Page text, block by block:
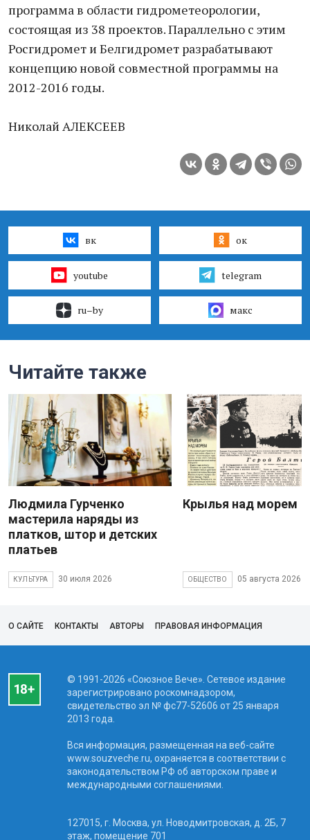
программа в области гидрометеорологии,
состоящая из 38 проектов. Параллельно с этим
Росгидромет и Белгидромет разрабатывают
концепцию новой совместной программы на
2012-2016 годы.
Николай АЛЕКСЕЕВ
вк ок
youtube telegram
ru–by макс
Читайте также
Людмила Гурченко
мастерила наряды из
платков, штор и детских
платьев
КУЛЬТУРА 30 июля 2026
Крылья над морем
ОБЩЕСТВО 05 августа 2026
О САЙТЕ КОНТАКТЫ АВТОРЫ ПРАВОВАЯ ИНФОРМАЦИЯ
© 1991-2026 «Союзное Вече». Сетевое издание
зарегистрировано роскомнадзором,
свидетельство эл № фc77-52606 от 25 января
2013 года.
Вся информация, размещенная на веб-сайте
www.souzveche.ru, охраняется в соответствии с
законодательством РФ об авторском праве и
международными соглашениями.
127015, г. Москва, ул. Новодмитровская, д. 2Б, 7
этаж, помещение 701